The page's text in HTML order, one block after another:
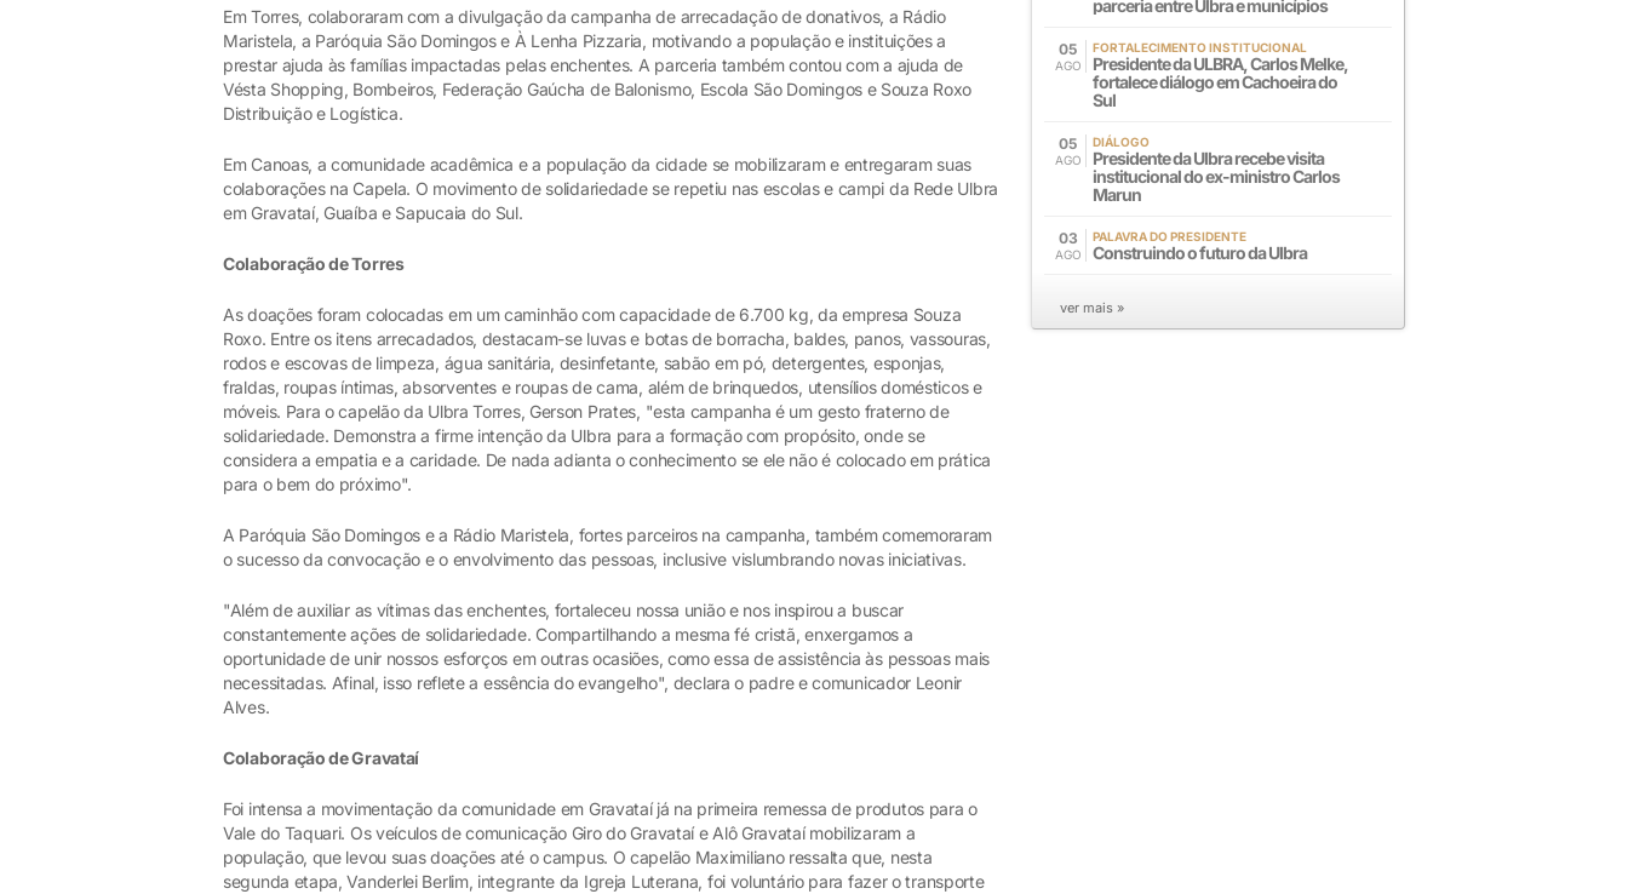
Em Torres, colaboraram com a divulgação da campanha de arrecadação de donativos, a Rádio
Maristela, a Paróquia São Domingos e À Lenha Pizzaria, motivando a população e instituições a
prestar ajuda às famílias impactadas pelas enchentes. A parceria também contou com a ajuda de
Vésta Shopping, Bombeiros, Federação Gaúcha de Balonismo, Escola São Domingos e Souza Roxo
Distribuição e Logística.
Em Canoas, a comunidade acadêmica e a população da cidade se mobilizaram e entregaram suas
colaborações na Capela. O movimento de solidariedade se repetiu nas escolas e campi da Rede Ulbra
em Gravataí, Guaíba e Sapucaia do Sul.
Colaboração de Torres
As doações foram colocadas em um caminhão com capacidade de 6.700 kg, da empresa Souza
Roxo. Entre os itens arrecadados, destacam-se luvas e botas de borracha, baldes, panos, vassouras,
rodos e escovas de limpeza, água sanitária, desinfetante, sabão em pó, detergentes, esponjas,
fraldas, roupas íntimas, absorventes e roupas de cama, além de brinquedos, utensílios domésticos e
móveis. Para o capelão da Ulbra Torres, Gerson Prates, "esta campanha é um gesto fraterno de
solidariedade. Demonstra a firme intenção da Ulbra para a formação com propósito, onde se
considera a empatia e a caridade. De nada adianta o conhecimento se ele não é colocado em prática
para o bem do próximo".
A Paróquia São Domingos e a Rádio Maristela, fortes parceiros na campanha, também comemoraram
o sucesso da convocação e o envolvimento das pessoas, inclusive vislumbrando novas iniciativas.
"Além de auxiliar as vítimas das enchentes, fortaleceu nossa união e nos inspirou a buscar
constantemente ações de solidariedade. Compartilhando a mesma fé cristã, enxergamos a
oportunidade de unir nossos esforços em outras ocasiões, como essa de assistência às pessoas mais
necessitadas. Afinal, isso reflete a essência do evangelho", declara o padre e comunicador Leonir
Alves.
Colaboração de Gravataí
Foi intensa a movimentação da comunidade em Gravataí já na primeira remessa de produtos para o
Vale do Taquari. Os veículos de comunicação Giro do Gravataí e Alô Gravataí mobilizaram a
população, que levou suas doações até o campus. O capelão Maximiliano ressalta que, nesta
segunda etapa, Vanderlei Berlim, integrante da Igreja Luterana, foi voluntário para fazer o transporte
parceria entre Ulbra e municípios
05
AGO
FORTALECIMENTO INSTITUCIONAL
Presidente da ULBRA, Carlos Melke,
fortalece diálogo em Cachoeira do
Sul
05
AGO
DIÁLOGO
Presidente da Ulbra recebe visita
institucional do ex-ministro Carlos
Marun
03
AGO
PALAVRA DO PRESIDENTE
Construindo o futuro da Ulbra
ver mais »